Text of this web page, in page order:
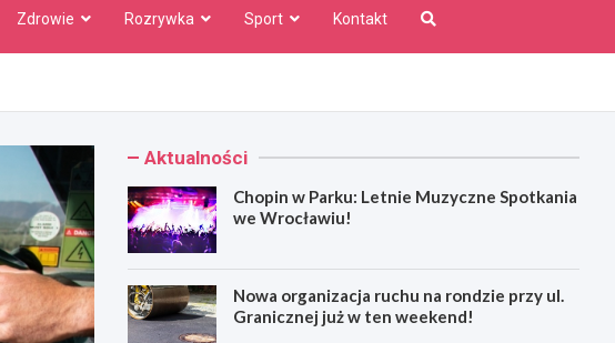
Zdrowie Rozrywka Sport Kontakt
Aktualności
Chopin w Parku: Letnie Muzyczne Spotkania
we Wrocławiu!
Nowa organizacja ruchu na rondzie przy ul.
Granicznej już w ten weekend!